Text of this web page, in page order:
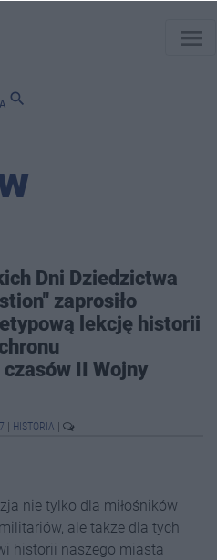
menu
search
Dni Dziedzictwa
zaprosiło
lekcję historii
II Wojny
HISTORIA
nie tylko dla miłośników
ale także dla tych
historii naszego miasta